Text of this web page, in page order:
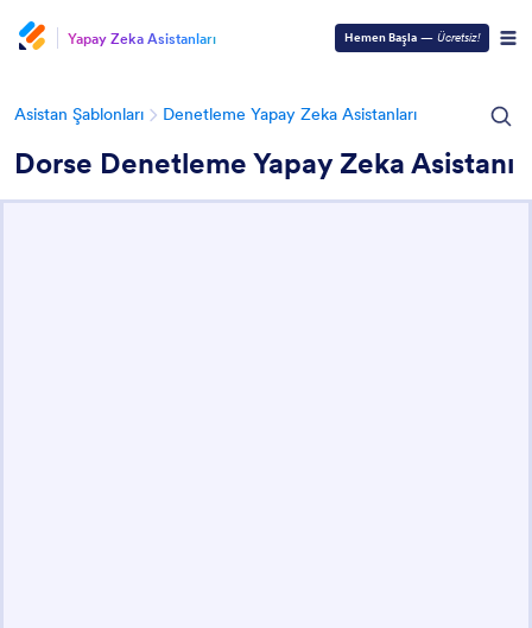
Yapay Zeka Asistanları Hemen Başla — Ücretsiz!
Asistan Şablonları Denetleme Yapay Zeka Asistanları
Dorse Denetleme Yapay Zeka Asistanı